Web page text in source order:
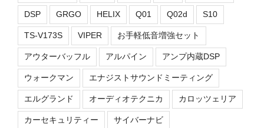
DSP GRGO HELIX Q01 Q02d S10
TS-V173S VIPER お手軽低音増強セット
アウターバッフル アルパイン アンプ内蔵DSP
ウォークマン エナジストサウンドミーティング
エルグランド オーディオテクニカ カロッツェリア
カーセキュリティー サイバーナビ